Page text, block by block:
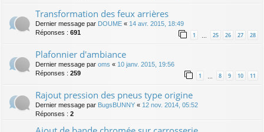
Transformation des feux arrières
Dernier message par DOUME « 14 avr. 2015, 18:49
Réponses : 691 1 25 26 27 28
Plafonnier d'ambiance
Dernier message par oms « 10 janv. 2015, 19:56
Réponses : 259 1 … 8 9 10 11
Rajout pression des pneus type origine
Dernier message par BugsBUNNY « 12 nov. 2014, 05:52
Réponses : 2